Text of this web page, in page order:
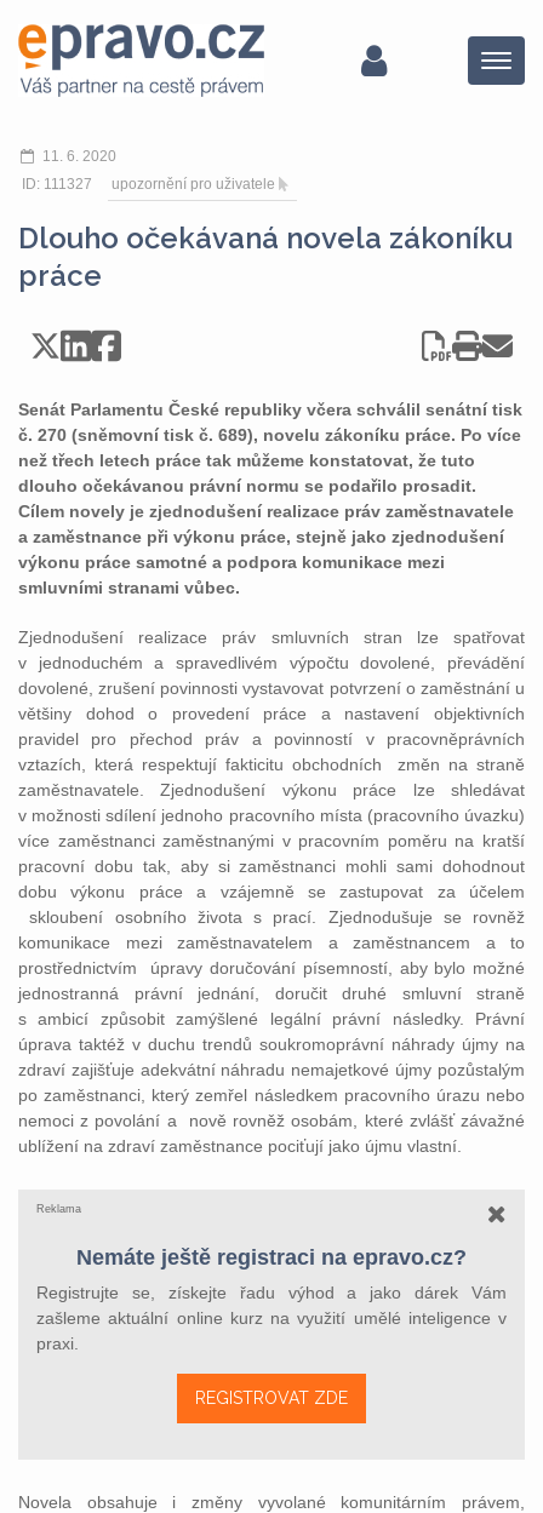
Menu
11. 6. 2020
ID: 111327
upozornění pro uživatele
Dlouho očekávaná novela zákoníku
práce
Senát Parlamentu České republiky včera schválil senátní tisk
č. 270 (sněmovní tisk č. 689), novelu zákoníku práce. Po více
než třech letech práce tak můžeme konstatovat, že tuto
dlouho očekávanou právní normu se podařilo prosadit.
Cílem novely je zjednodušení realizace práv zaměstnavatele
a zaměstnance při výkonu práce, stejně jako zjednodušení
výkonu práce samotné a podpora komunikace mezi
smluvními stranami vůbec.
Zjednodušení realizace práv smluvních stran lze spatřovat
v jednoduchém a spravedlivém výpočtu dovolené, převádění
dovolené, zrušení povinnosti vystavovat potvrzení o zaměstnání u
většiny dohod o provedení práce a nastavení objektivních
pravidel pro přechod práv a povinností v pracovněprávních
vztazích, která respektují fakticitu obchodních změn na straně
zaměstnavatele. Zjednodušení výkonu práce lze shledávat
v možnosti sdílení jednoho pracovního místa (pracovního úvazku)
více zaměstnanci zaměstnanými v pracovním poměru na kratší
pracovní dobu tak, aby si zaměstnanci mohli sami dohodnout
dobu výkonu práce a vzájemně se zastupovat za účelem
skloubení osobního života s prací. Zjednodušuje se rovněž
komunikace mezi zaměstnavatelem a zaměstnancem a to
prostřednictvím úpravy doručování písemností, aby bylo možné
jednostranná právní jednání, doručit druhé smluvní straně
s ambicí způsobit zamýšlené legální právní následky. Právní
úprava taktéž v duchu trendů soukromoprávní náhrady újmy na
zdraví zajišťuje adekvátní náhradu nemajetkové újmy pozůstalým
po zaměstnanci, který zemřel následkem pracovního úrazu nebo
nemoci z povolání a nově rovněž osobám, které zvlášť závažné
ublížení na zdraví zaměstnance pociťují jako újmu vlastní.
Reklama
Nemáte ještě registraci na epravo.cz?
Registrujte se, získejte řadu výhod a jako dárek Vám
zašleme aktuální online kurz na využití umělé inteligence v
praxi.
REGISTROVAT ZDE
Novela obsahuje i změny vyvolané komunitárním právem,